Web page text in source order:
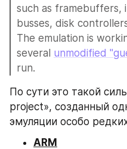
such as
busses, disk
The emulation is
several unmodified
run.
По сути это такой
project», созданный
эмуляции особо
ARM